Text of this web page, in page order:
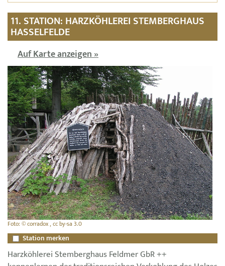
11. STATION: HARZKÖHLEREI STEMBERGHAUS
HASSELFELDE
Auf Karte anzeigen »
Foto: © corradox , cc by-sa 3.0
Station merken
Harzköhlerei Stemberghaus Feldmer GbR ++